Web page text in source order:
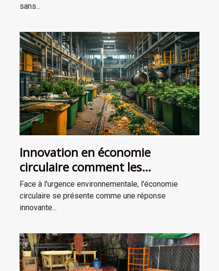
sans...
Innovation en économie
circulaire comment les
entreprises transforment les
déchets en ressources
Face à l'urgence environnementale, l'économie
circulaire se présente comme une réponse
innovante...